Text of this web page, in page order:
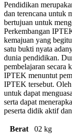
Pendidikan
dan terencana untuk
bertujuan untuk
Perkembangan
kemajuan yang
satu bukti nyata
dunia pendidikan.
pembelajaran secara
IPTEK menuntut
IPTEK tersebut.
untuk dapat
serta dapat
peserta didik aktif
Berat
02 kg